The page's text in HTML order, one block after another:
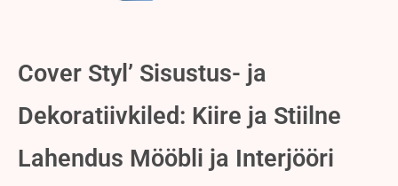
Cover Styl’ Sisustus- ja
Dekoratiivkiled: Kiire ja Stiilne
Lahendus Mööbli ja Interjööri